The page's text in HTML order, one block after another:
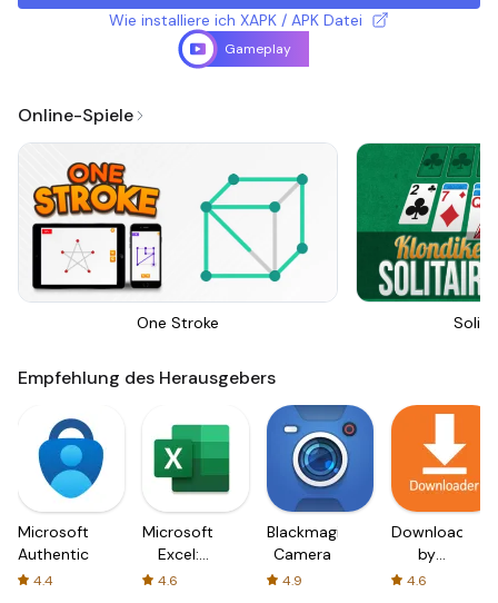
Wie installiere ich XAPK / APK Datei
Gameplay
Online-Spiele
One Stroke
Empfehlung des Herausgebers
Microsoft
Authenticator
4.4
Microsoft
Excel:
Spreadsheets
4.6
Blackmagic
Camera
4.9
Downloader
by
AFTVnews
4.6